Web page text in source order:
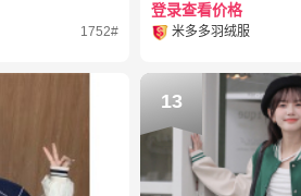
1752#
登录查看价格
米多多羽绒服
13